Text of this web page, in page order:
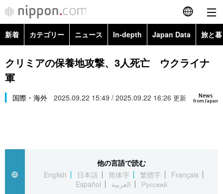
English
简体字
Русский
カテゴリー
経済・ビジネス
国際
トップ
アーカイブ
In-depth
Japan Data
新着 カテゴリー ニュース In-depth Japan Data 旅と
政治・外交
経済・ビジネス
Topics
クリミアの保養地攻撃、3人死亡 ウクライナ
軍
News
from Japan
国際・海外 2025.09.22 15:49 / 2025.09.22 16:26 更新
他の言語で読む
English
日本語 简体字 繁體字
Français
Español
العربية Русский